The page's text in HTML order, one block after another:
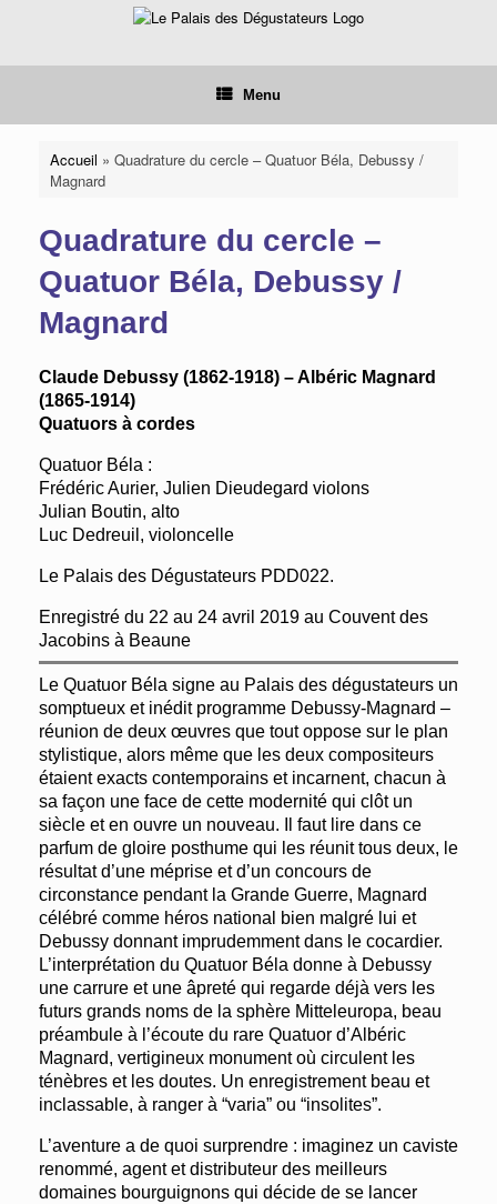
Menu
Accueil » Quadrature du cercle – Quatuor Béla, Debussy /
Magnard
Quadrature du cercle –
Quatuor Béla, Debussy /
Magnard
Claude Debussy (1862-1918) – Albéric Magnard
(1865-1914)
Quatuors à cordes
Quatuor Béla :
Frédéric Aurier, Julien Dieudegard violons
Julian Boutin, alto
Luc Dedreuil, violoncelle
Le Palais des Dégustateurs PDD022.
Enregistré du 22 au 24 avril 2019 au Couvent des
Jacobins à Beaune
Le Quatuor Béla signe au Palais des dégustateurs un
somptueux et inédit programme Debussy-Magnard –
réunion de deux œuvres que tout oppose sur le plan
stylistique, alors même que les deux compositeurs
étaient exacts contemporains et incarnent, chacun à
sa façon une face de cette modernité qui clôt un
siècle et en ouvre un nouveau. Il faut lire dans ce
parfum de gloire posthume qui les réunit tous deux, le
résultat d’une méprise et d’un concours de
circonstance pendant la Grande Guerre, Magnard
célébré comme héros national bien malgré lui et
Debussy donnant imprudemment dans le cocardier.
L’interprétation du Quatuor Béla donne à Debussy
une carrure et une âpreté qui regarde déjà vers les
futurs grands noms de la sphère Mitteleuropa, beau
préambule à l’écoute du rare Quatuor d’Albéric
Magnard, vertigineux monument où circulent les
ténèbres et les doutes. Un enregistrement beau et
inclassable, à ranger à “varia” ou “insolites”.
L’aventure a de quoi surprendre : imaginez un caviste
renommé, agent et distributeur des meilleurs
domaines bourguignons qui décide de se lancer